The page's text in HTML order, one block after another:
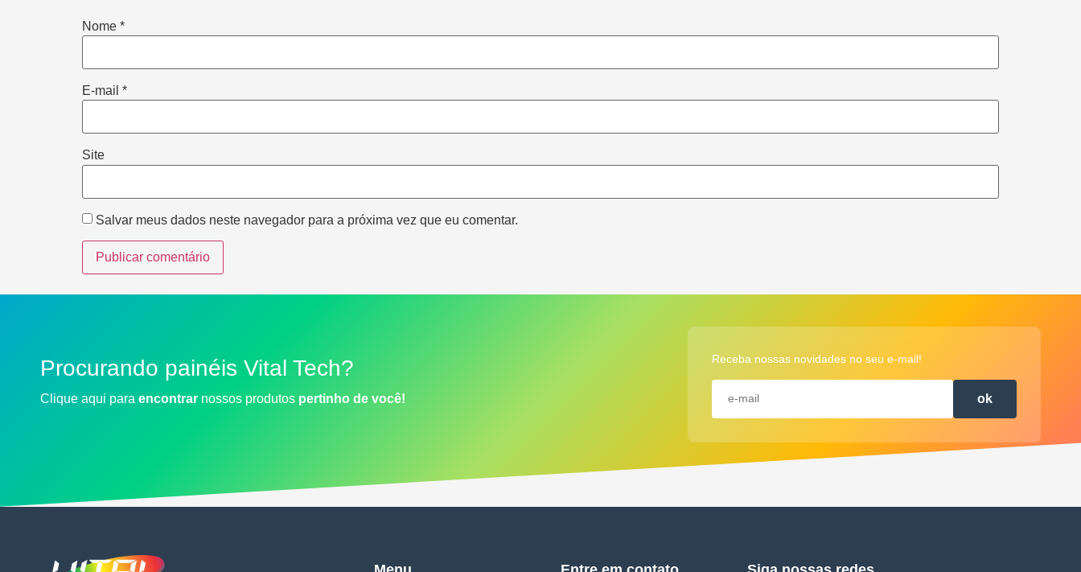
Nome *
E-mail *
Site
Salvar meus dados neste navegador para a próxima vez que eu comentar.
Procurando painéis Vital Tech?
Clique aqui para encontrar nossos produtos pertinho de você!
Receba nossas novidades no seu e-mail!
ok